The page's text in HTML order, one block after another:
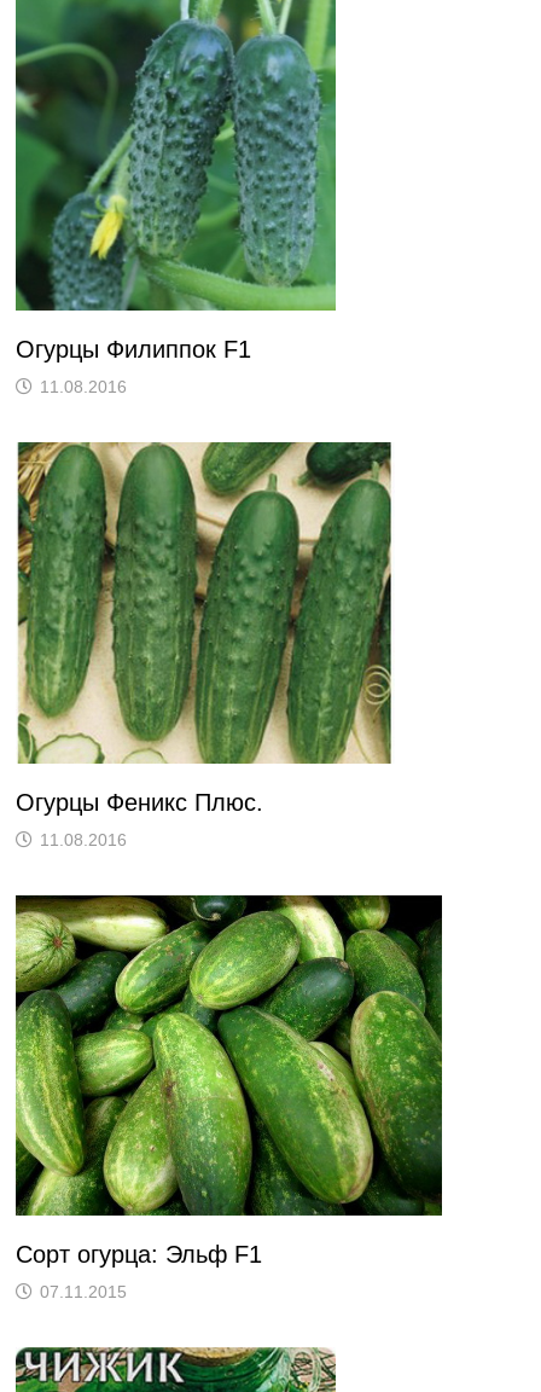
Огурцы Филиппок F1
11.08.2016
Огурцы Феникс Плюс.
11.08.2016
Сорт огурца: Эльф F1
07.11.2015